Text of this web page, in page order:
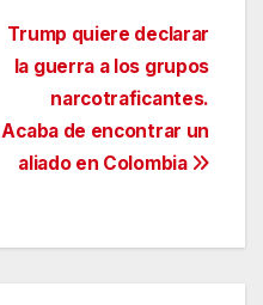
Trump quiere declarar
la guerra a los grupos
narcotraficantes.
Acaba de encontrar un
aliado en Colombia